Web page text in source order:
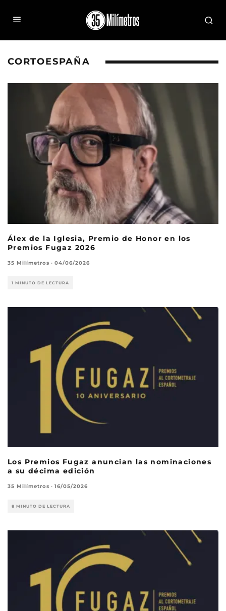
CORTOESPAÑA
Álex de la Iglesia, Premio de Honor en los
Premios Fugaz 2026
35 Milímetros · 04/06/2026
1 MINUTO DE LECTURA
Los Premios Fugaz anuncian las nominaciones
a su décima edición
35 Milímetros · 16/05/2026
8 MINUTO DE LECTURA